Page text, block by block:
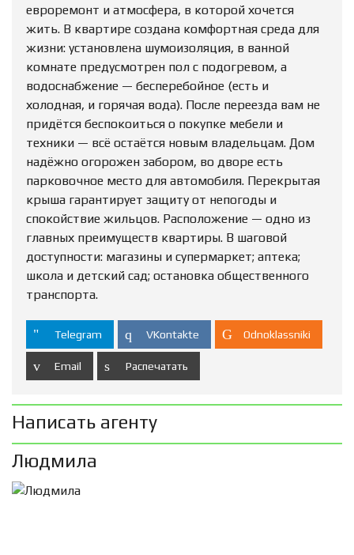
евроремонт и атмосфера, в которой хочется
жить. В квартире создана комфортная среда для
жизни: установлена шумоизоляция, в ванной
комнате предусмотрен пол с подогревом, а
водоснабжение — бесперебойное (есть и
холодная, и горячая вода). После переезда вам не
придётся беспокоиться о покупке мебели и
техники — всё остаётся новым владельцам. Дом
надёжно огорожен забором, во дворе есть
парковочное место для автомобиля. Перекрытая
крыша гарантирует защиту от непогоды и
спокойствие жильцов. Расположение — одно из
главных преимуществ квартиры. В шаговой
доступности: магазины и супермаркет; аптека;
школа и детский сад; остановка общественного
транспорта.
Telegram VKontakte Odnoklassniki
Email Распечатать
Написать агенту
Людмила